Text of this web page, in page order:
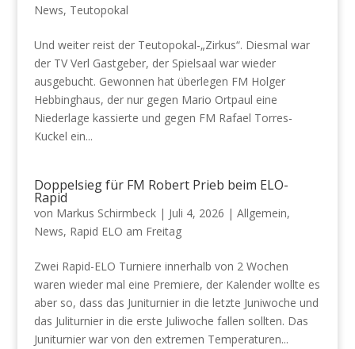
News, Teutopokal
Und weiter reist der Teutopokal-„Zirkus“. Diesmal war
der TV Verl Gastgeber, der Spielsaal war wieder
ausgebucht. Gewonnen hat überlegen FM Holger
Hebbinghaus, der nur gegen Mario Ortpaul eine
Niederlage kassierte und gegen FM Rafael Torres-
Kuckel ein...
Doppelsieg für FM Robert Prieb beim ELO-
Rapid
von Markus Schirmbeck| Juli 4, 2026 | Allgemein,
News, Rapid ELO am Freitag
Zwei Rapid-ELO Turniere innerhalb von 2 Wochen
waren wieder mal eine Premiere, der Kalender wollte es
aber so, dass das Juniturnier in die letzte Juniwoche und
das Juliturnier in die erste Juliwoche fallen sollten. Das
Juniturnier war von den extremen Temperaturen...